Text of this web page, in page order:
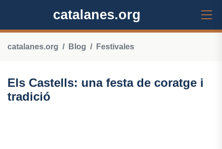
catalanes.org
catalanes.org Blog Festivales
Els Castells: una festa de coratge i
tradició